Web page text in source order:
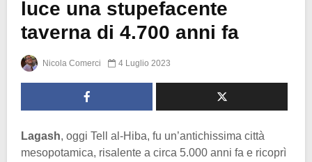
luce una stupefacente
taverna di 4.700 anni fa
Nicola Comerci 4 Luglio 2023
Lagash, oggi Tell al-Hiba, fu un’antichissima città
mesopotamica, risalente a circa 5.000 anni fa e ricoprì